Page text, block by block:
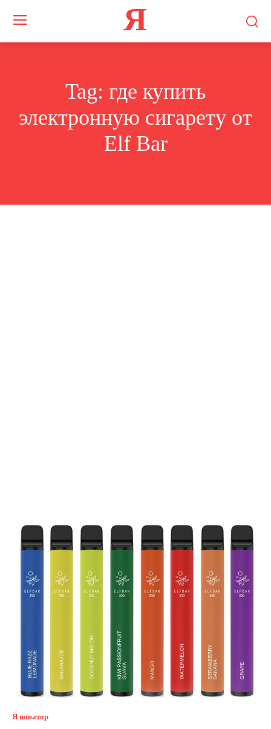
Я
Tag: где купить
электронную сигарету от
Elf Bar
Я новатор